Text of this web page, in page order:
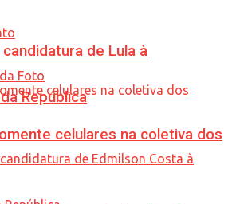
de Lula à
República
Foto
celulares na coletiva dos